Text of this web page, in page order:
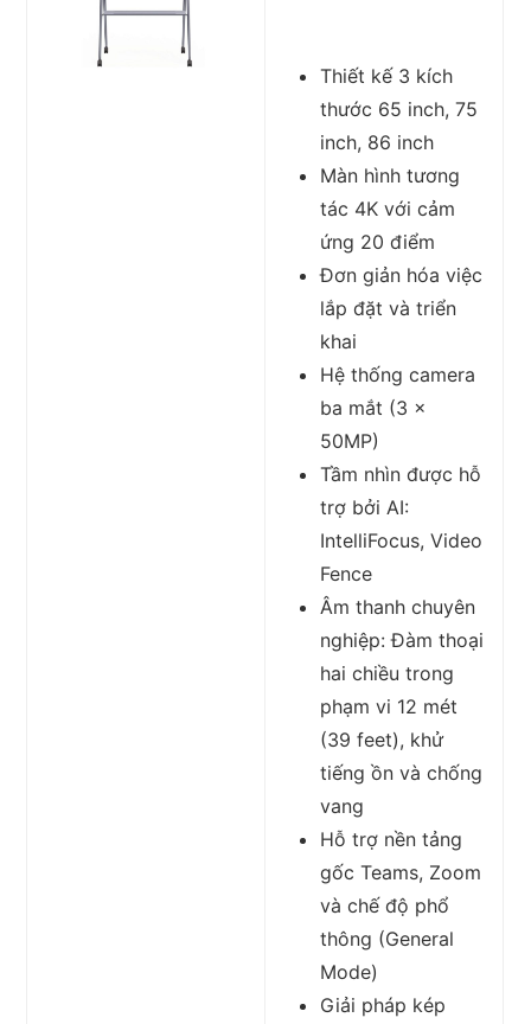
Thiết kế 3 kích
thước 65 inch, 75
inch, 86 inch
Màn hình tương
tác 4K với cảm
ứng 20 điểm
Đơn giản hóa việc
lắp đặt và triển
khai
Hệ thống camera
ba mắt (3 x
50MP)
Tầm nhìn được hỗ
trợ bởi AI:
IntelliFocus, Video
Fence
Âm thanh chuyên
nghiệp: Đàm thoại
hai chiều trong
phạm vi 12 mét
(39 feet), khử
tiếng ồn và chống
vang
Hỗ trợ nền tảng
gốc Teams, Zoom
và chế độ phổ
thông (General
Mode)
Giải pháp kép